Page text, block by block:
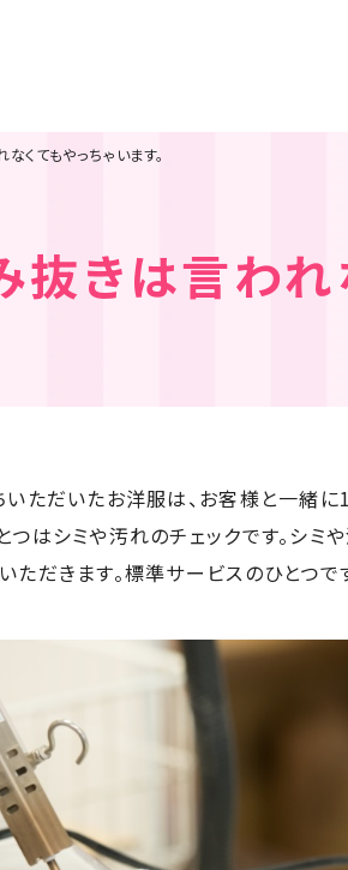
くてもやっちゃいます。
抜きは言われ
いただいたお洋服は、お客様と一緒に
はシミや汚れのチェックです。シミ
だきます。標準サービスのひとつで